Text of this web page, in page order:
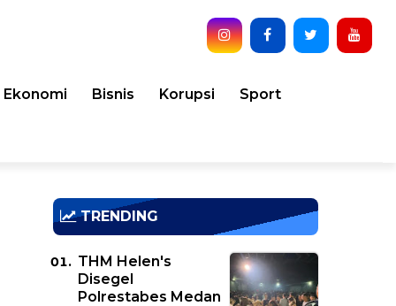
Ekonomi Bisnis Korupsi Sport
TRENDING
THM Helen's
Disegel
Polrestabes Medan